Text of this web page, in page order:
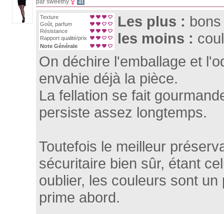
par sweethy 41
Texture
Goût, parfum
Résistance
Rapport qualité/prix
Note Générale
Les plus :
les moins :
On déchire l'emballage et
envahie déjà la pièce.
La fellation se fait
persiste assez longtemps.
Toutefois le meilleur
sécuritaire bien sûr, étant
oublier, les couleurs sont
prime abord.